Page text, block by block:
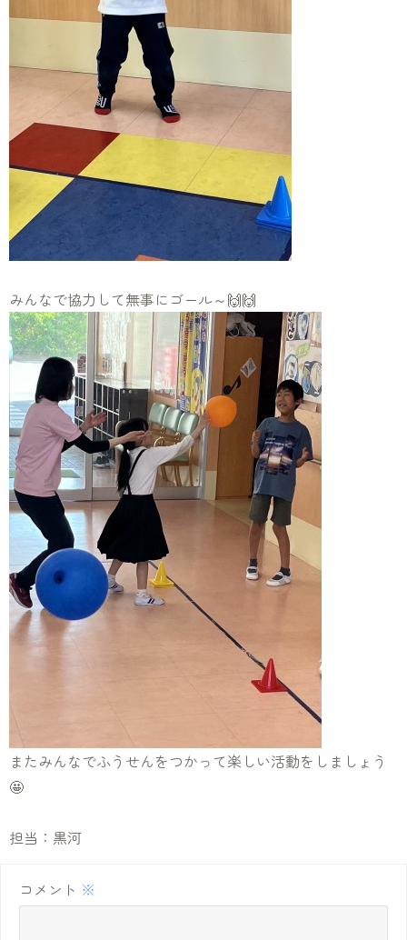
みんなで協力して無事にゴール～🙌🙌
またみんなでふうせんをつかって楽しい活動をしましょう
🤩
担当：黒河
コメント ※